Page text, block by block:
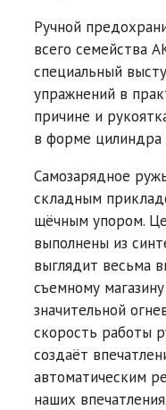
Ручной
всего семейства
специальный
упражнений в
причине и
в форме цилиндра
Самозарядное
складным
щёчным упором.
выполнены из
выглядит весьма
съемному
значительной
скорость работы
создаёт
автоматическим
наших